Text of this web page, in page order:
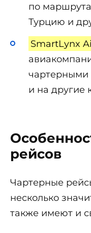
по
Турцию и
SmartLynx
чартерными
и на другие
рейсов
Чартерные
несколько
также имеют и